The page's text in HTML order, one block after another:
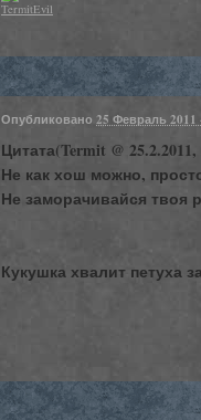
TermitEvil
Опубликовано 25 Февраль 2011
Цитата(Termit @ 25.2.2011,
Не как хош можно,
Не заморачивайся твоя
Кукушка хвалит петуха